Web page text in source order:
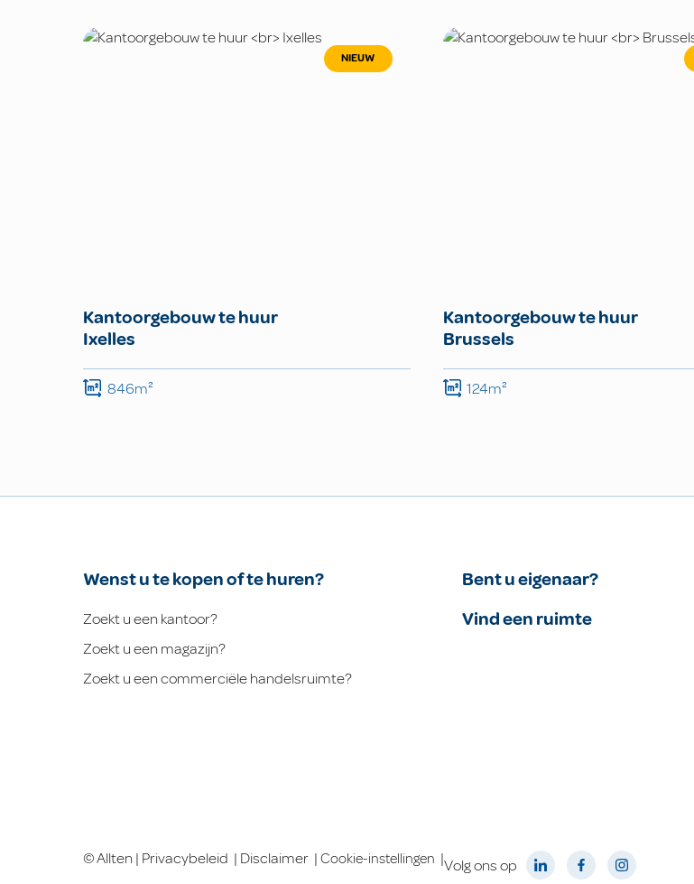
NIEUW
Kantoorgebouw te huur
Ixelles
846m²
Kantoorgebouw te huur
Brussels
124m²
Wenst u te kopen of te huren?
Zoekt u een kantoor?
Zoekt u een magazijn?
Zoekt u een commerciële handelsruimte?
Bent u eigenaar?
Vind een ruimte
© Allten | Privacybeleid | Disclaimer | Cookie-instellingen |Volg ons op